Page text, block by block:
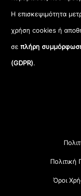
Η επισκεψιμότητα
χρήση cookies ή
σεπλήρη
(GDPR).
Πολιτική
Όροι